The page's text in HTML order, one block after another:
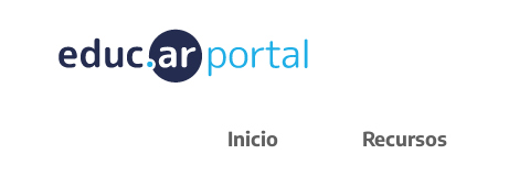
Inicio Recursos